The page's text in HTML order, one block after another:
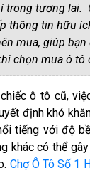
trong tương lai.
thông tin hữu
mua, giúp bạn
chọn mua ô tô
ô tô cũ,
định khó
tiếng với độ
khác có thể
Chợ Ô Tô Số 1